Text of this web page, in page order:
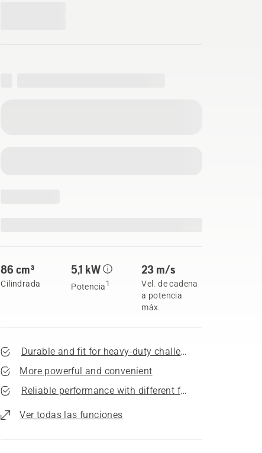
86 cm³
Cilindrada
5,1 kW
Potencia 1
23 m/s
Vel. de cadena
a potencia
máx.
Durable and fit for heavy-duty challenges
More powerful and convenient
Reliable performance with different fuels
Ver todas las funciones